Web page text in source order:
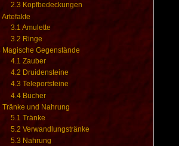
2.3 Kopfbedeckungen
Artefakte
3.1 Amulette
3.2 Ringe
Magische Gegenstände
4.1 Zauber
4.2 Druidensteine
4.3 Teleportsteine
4.4 Bücher
Tränke und Nahrung
5.1 Tränke
5.2 Verwandlungstränke
5.3 Nahrung